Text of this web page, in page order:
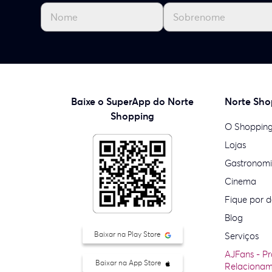
Baixe o SuperApp do Norte
Shopping
Baixar na Play Store
Baixar na App Store
Norte
O Shopping
Lojas
Cinema
Fique por
Blog
Serviços
AJFans -